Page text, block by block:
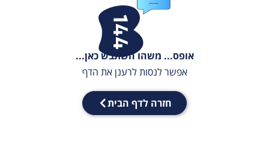
אופס... משהו השתבש כאן...
אפשר לנסות לרענן את הדף
חזרה לדף הבית